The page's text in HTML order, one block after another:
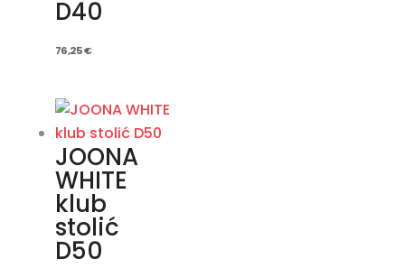
D40
76,25€
JOONA
WHITE
klub
stolić
D50